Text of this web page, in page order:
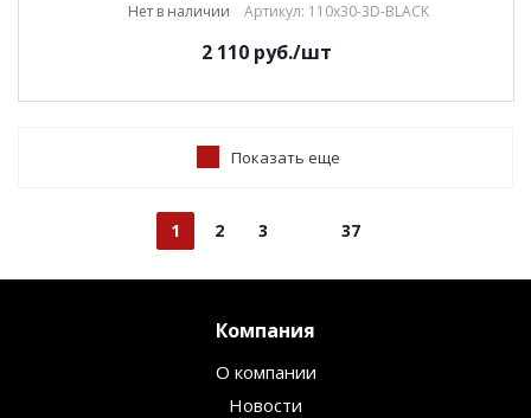
Нет в наличии Артикул: 110х30-3D-BLACK
2 110 руб./шт
Показать еще
1 2 3 37
Компания
О компании
Новости